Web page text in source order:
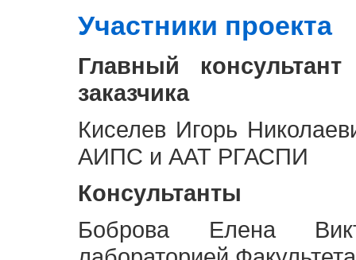
Участники проекта
Главный
заказчика
Киселев Игорь
АИПС и ААТ РГАСПИ
Консультанты
Боброва Елена